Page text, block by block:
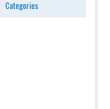
Categories